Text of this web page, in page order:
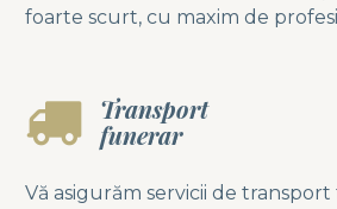
foarte scurt, cu maxim de
Transport
funerar
Vă asigurăm servicii de